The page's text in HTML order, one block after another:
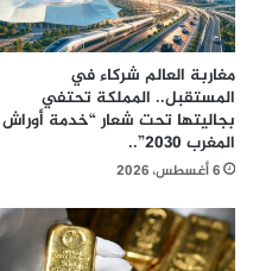
مغاربة العالم شركاء في
المستقبل.. المملكة تحتفي
بجاليتها تحت شعار “خدمة أوراش
المغرب 2030”..
6 أغسطس، 2026